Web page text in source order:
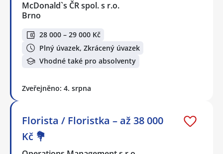
McDonald`s ČR spol. s r.o.
Brno
28 000 – 29 000 Kč
Plný úvazek, Zkrácený úvazek
Vhodné také pro absolventy
Zveřejněno: 4. srpna
Florista / Floristka – až 38 000
Kč 💐